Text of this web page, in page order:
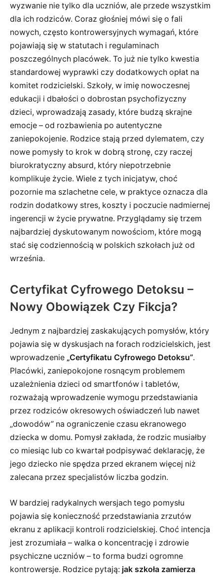
wyzwanie nie tylko dla uczniów, ale przede wszystkim
dla ich rodziców. Coraz głośniej mówi się o fali
nowych, często kontrowersyjnych wymagań, które
pojawiają się w statutach i regulaminach
poszczególnych placówek. To już nie tylko kwestia
standardowej wyprawki czy dodatkowych opłat na
komitet rodzicielski. Szkoły, w imię nowoczesnej
edukacji i dbałości o dobrostan psychofizyczny
dzieci, wprowadzają zasady, które budzą skrajne
emocje – od rozbawienia po autentyczne
zaniepokojenie. Rodzice stają przed dylematem, czy
nowe pomysły to krok w dobrą stronę, czy raczej
biurokratyczny absurd, który niepotrzebnie
komplikuje życie. Wiele z tych inicjatyw, choć
pozornie ma szlachetne cele, w praktyce oznacza dla
rodzin dodatkowy stres, koszty i poczucie nadmiernej
ingerencji w życie prywatne. Przyglądamy się trzem
najbardziej dyskutowanym nowościom, które mogą
stać się codziennością w polskich szkołach już od
września.
Certyfikat Cyfrowego Detoksu –
Nowy Obowiązek Czy Fikcja?
Jednym z najbardziej zaskakujących pomysłów, który
pojawia się w dyskusjach na forach rodzicielskich, jest
wprowadzenie „Certyfikatu Cyfrowego Detoksu”.
Placówki, zaniepokojone rosnącym problemem
uzależnienia dzieci od smartfonów i tabletów,
rozważają wprowadzenie wymogu przedstawiania
przez rodziców okresowych oświadczeń lub nawet
„dowodów” na ograniczenie czasu ekranowego
dziecka w domu. Pomysł zakłada, że rodzic musiałby
co miesiąc lub co kwartał podpisywać deklarację, że
jego dziecko nie spędza przed ekranem więcej niż
zalecana przez specjalistów liczba godzin.
W bardziej radykalnych wersjach tego pomysłu
pojawia się konieczność przedstawiania zrzutów
ekranu z aplikacji kontroli rodzicielskiej. Choć intencja
jest zrozumiała – walka o koncentrację i zdrowie
psychiczne uczniów – to forma budzi ogromne
kontrowersje. Rodzice pytają: jak szkoła zamierza